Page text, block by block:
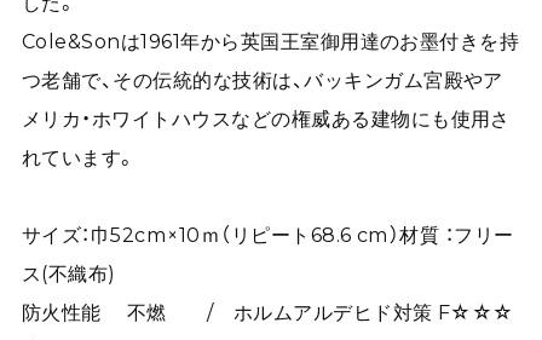
Cole&Sonは1961年から英国王室御用達のお墨付きを持
つ老舗で、その伝統的な技術は、バッキンガム宮殿やア
メリカ・ホワイトハウスなどの権威ある建物にも使用さ
れています。
サイズ：巾52cm×10ｍ（リピート68.6 cm）材質 ：フリー
ス(不織布)
防火性能 不燃 / ホルムアルデヒド対策 F☆☆☆